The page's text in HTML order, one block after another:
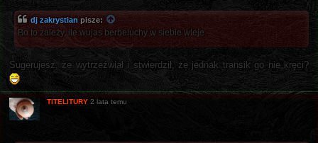
dj zakrystian pisze:
Bo to zależy, ile wujas berbeluchy w siebie wleje.
Sugerujesz, że wytrzeźwiał i stwierdził, że jednak transik go nie kręci?
TITELITURY 2 lata temu